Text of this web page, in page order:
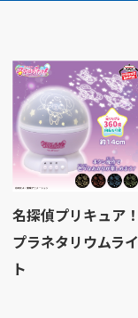
名探偵プリキュア！
プラネタリウムライ
ト